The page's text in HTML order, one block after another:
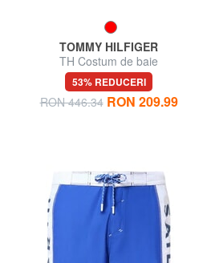
TOMMY HILFIGER
TH Costum de baie
53% REDUCERI
RON 446.34 RON 209.99